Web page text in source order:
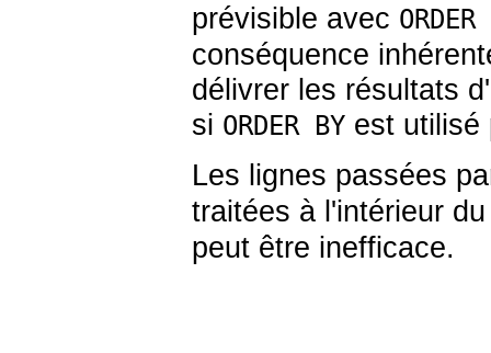
prévisible avec ORDER
conséquence
délivrer les résultats
si ORDER BY est utilisé
Les lignes passées
traitées à l'intérieur
peut être inefficace.